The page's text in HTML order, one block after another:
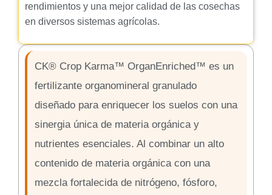
rendimientos y una mejor calidad de las cosechas
en diversos sistemas agrícolas.
CK® Crop Karma™ OrganEnriched™ es un
fertilizante organomineral granulado
diseñado para enriquecer los suelos con una
sinergia única de materia orgánica y
nutrientes esenciales. Al combinar un alto
contenido de materia orgánica con una
mezcla fortalecida de nitrógeno, fósforo,